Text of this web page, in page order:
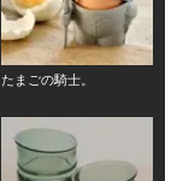
たまごの騎士。